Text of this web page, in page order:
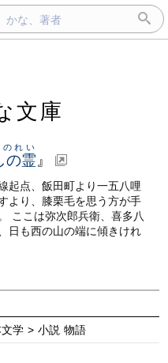
文庫
の霊
のれい
』
起点、飯田町より一五八哩
より、膝栗毛を思う方が手
ここは弥次郎兵衛、喜多八
日も西の山の端に傾きけれ
学 > 小説 物語